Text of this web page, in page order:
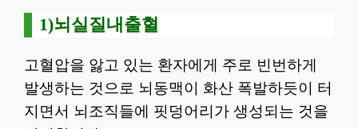
1)뇌실질내출혈
고혈압을 앓고 있는 환자에게 주로 빈번하게
발생하는 것으로 뇌동맥이 화산 폭발하듯이 터
지면서 뇌조직들에 핏덩어리가 생성되는 것을